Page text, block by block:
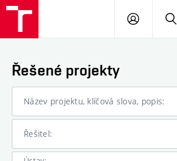
PŘIHLÁSIT
Řešené projekty
Název projektu, klíčová slova, popis:
Řešitel: